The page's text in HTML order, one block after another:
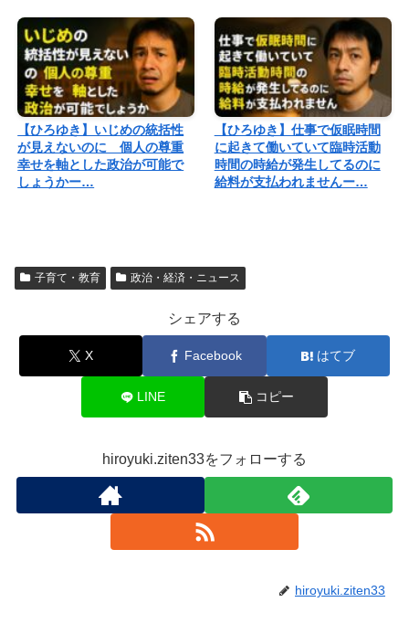
【ひろゆき】いじめの統括性
が見えないのに 個人の尊重
幸せを軸とした政治が可能で
しょうかー…
【ひろゆき】仕事で仮眠時間
に起きて働いていて臨時活動
時間の時給が発生してるのに
給料が支払われませんー…
子育て・教育 政治・経済・ニュース
シェアする
X Facebook はてブ
LINE コピー
hiroyuki.ziten33をフォローする
hiroyuki.ziten33